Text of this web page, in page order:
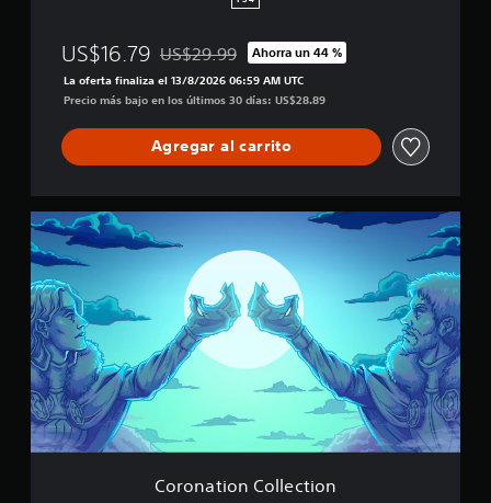
US$16.79 Rebajado del precio original de US$29.99
US$29.99 Ahorra un 44 %
La oferta finaliza el 13/8/2026 06:59 AM UTC
Precio más bajo en los últimos 30 días: US$28.89
Agregar al carrito
C
o
r
o
n
a
t
i
o
n
C
o
l
Coronation Collection